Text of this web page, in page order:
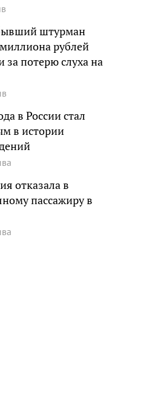
штурман
рублей
за потерю слуха на
в России стал
в истории
отказала в
пассажиру в